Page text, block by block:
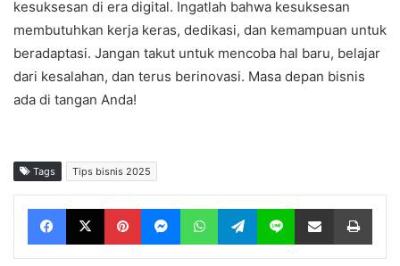
kesuksesan di era digital. Ingatlah bahwa kesuksesan
membutuhkan kerja keras, dedikasi, dan kemampuan untuk
beradaptasi. Jangan takut untuk mencoba hal baru, belajar
dari kesalahan, dan terus berinovasi. Masa depan bisnis
ada di tangan Anda!
Tags Tips bisnis 2025
Facebook X Pinterest Messenger WhatsApp Telegram Line Share via Email